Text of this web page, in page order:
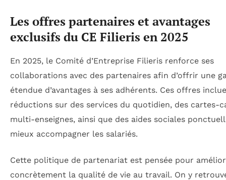
Les offres partenaires et avantages
exclusifs du CE Filieris en 2025
En 2025, le Comité d’Entreprise Filieris renforce ses
collaborations avec des partenaires afin d’offrir une
étendue d’avantages à ses adhérents. Ces offres
réductions sur des services du quotidien, des cartes-
multi-enseignes, ainsi que des aides sociales
mieux accompagner les salariés.
Cette politique de partenariat est pensée pour
concrètement la qualité de vie au travail. On y